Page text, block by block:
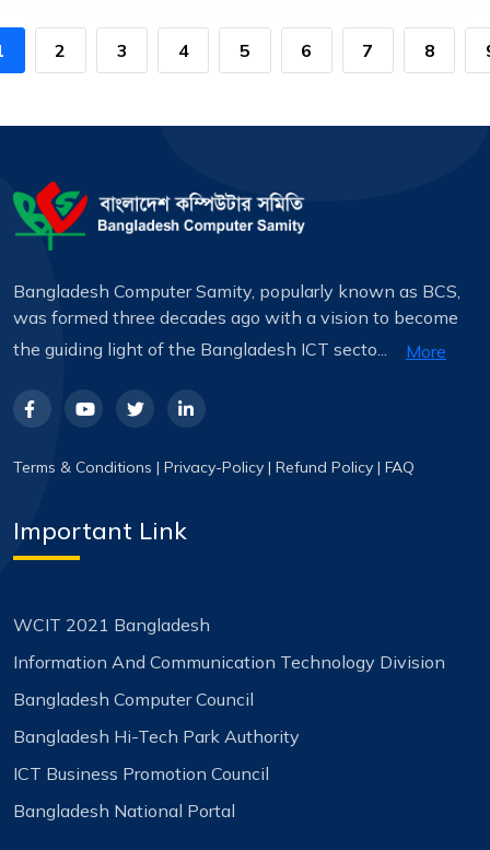
2 3 4 5 6 7 8
Bangladesh Computer Samity, popularly known as BCS,
was formed three decades ago with a vision to become
the guiding light of the Bangladesh ICT secto...
More
Terms & Conditions | Privacy-Policy | Refund Policy | FAQ
Important Link
WCIT 2021 Bangladesh
Information And Communication Technology Division
Bangladesh Computer Council
Bangladesh Hi-Tech Park Authority
ICT Business Promotion Council
Bangladesh National Portal